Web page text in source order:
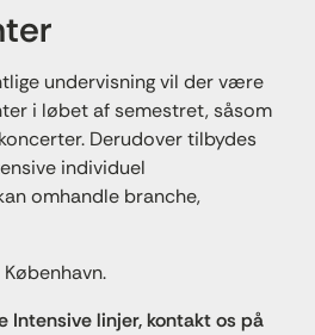
undervisning vil der være
i løbet af semestret, såsom
Derudover tilbydes
individuel
omhandle branche,
Intensive linjer, kontakt os på